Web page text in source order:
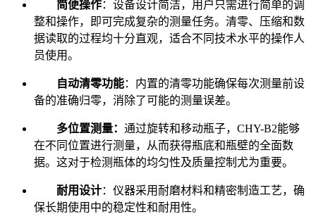
简便操作：设备设计简洁，用户只需进行简单的调
整和操作，即可完成复杂的测量任务。清零、压缩和数
据读取的过程均十分直观，适合不同技术水平的操作人
员使用。
自动清零功能：内置的清零功能确保每次测量前设
备的准确归零，消除了可能的测量误差。
多位置测量： 通过旋转和移动瓶子，CHY-B2能够
在不同位置进行测量，从而获得瓶底和瓶壁的全面数
据。这对于检测瓶体的均匀性及质量控制尤为重要。
耐用设计：仪器采用耐磨材料和精密制造工艺，确
保长期使用中的稳定性和耐用性。